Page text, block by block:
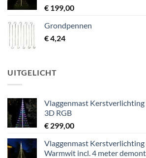
€ 199,00
Grondpennen
€4,24
UITGELICHT
Vlaggenmast
3D RGB
€ 299,00
Vlaggenmast Kerstverlichting
Warmwit incl. 4 meter